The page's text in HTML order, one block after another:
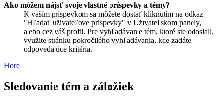
Ako môžem nájsť svoje vlastné príspevky a témy?
K vaším príspevkom sa môžete dostať kliknutím na odkaz
"Hľadať užívateľove príspevky" v Užívateľskom panely,
alebo cez váš profil. Pre vyhľadávanie tém, ktoré ste odoslali,
využite stránku pokročilého vyhľadávania, kde zadáte
odpovedajúce kritéria.
Hore
Sledovanie tém a záložiek